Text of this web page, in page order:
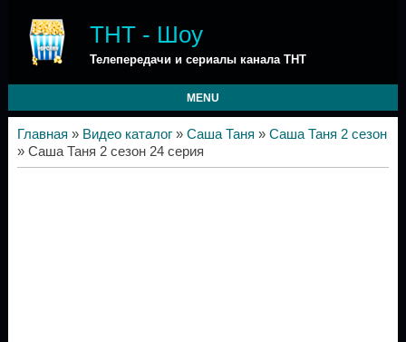
ТНТ - Шоу
Телепередачи и сериалы канала ТНТ
MENU
Главная » Видео каталог» Саша Таня » Саша Таня 2 сезон
» Саша Таня 2 сезон 24 серия